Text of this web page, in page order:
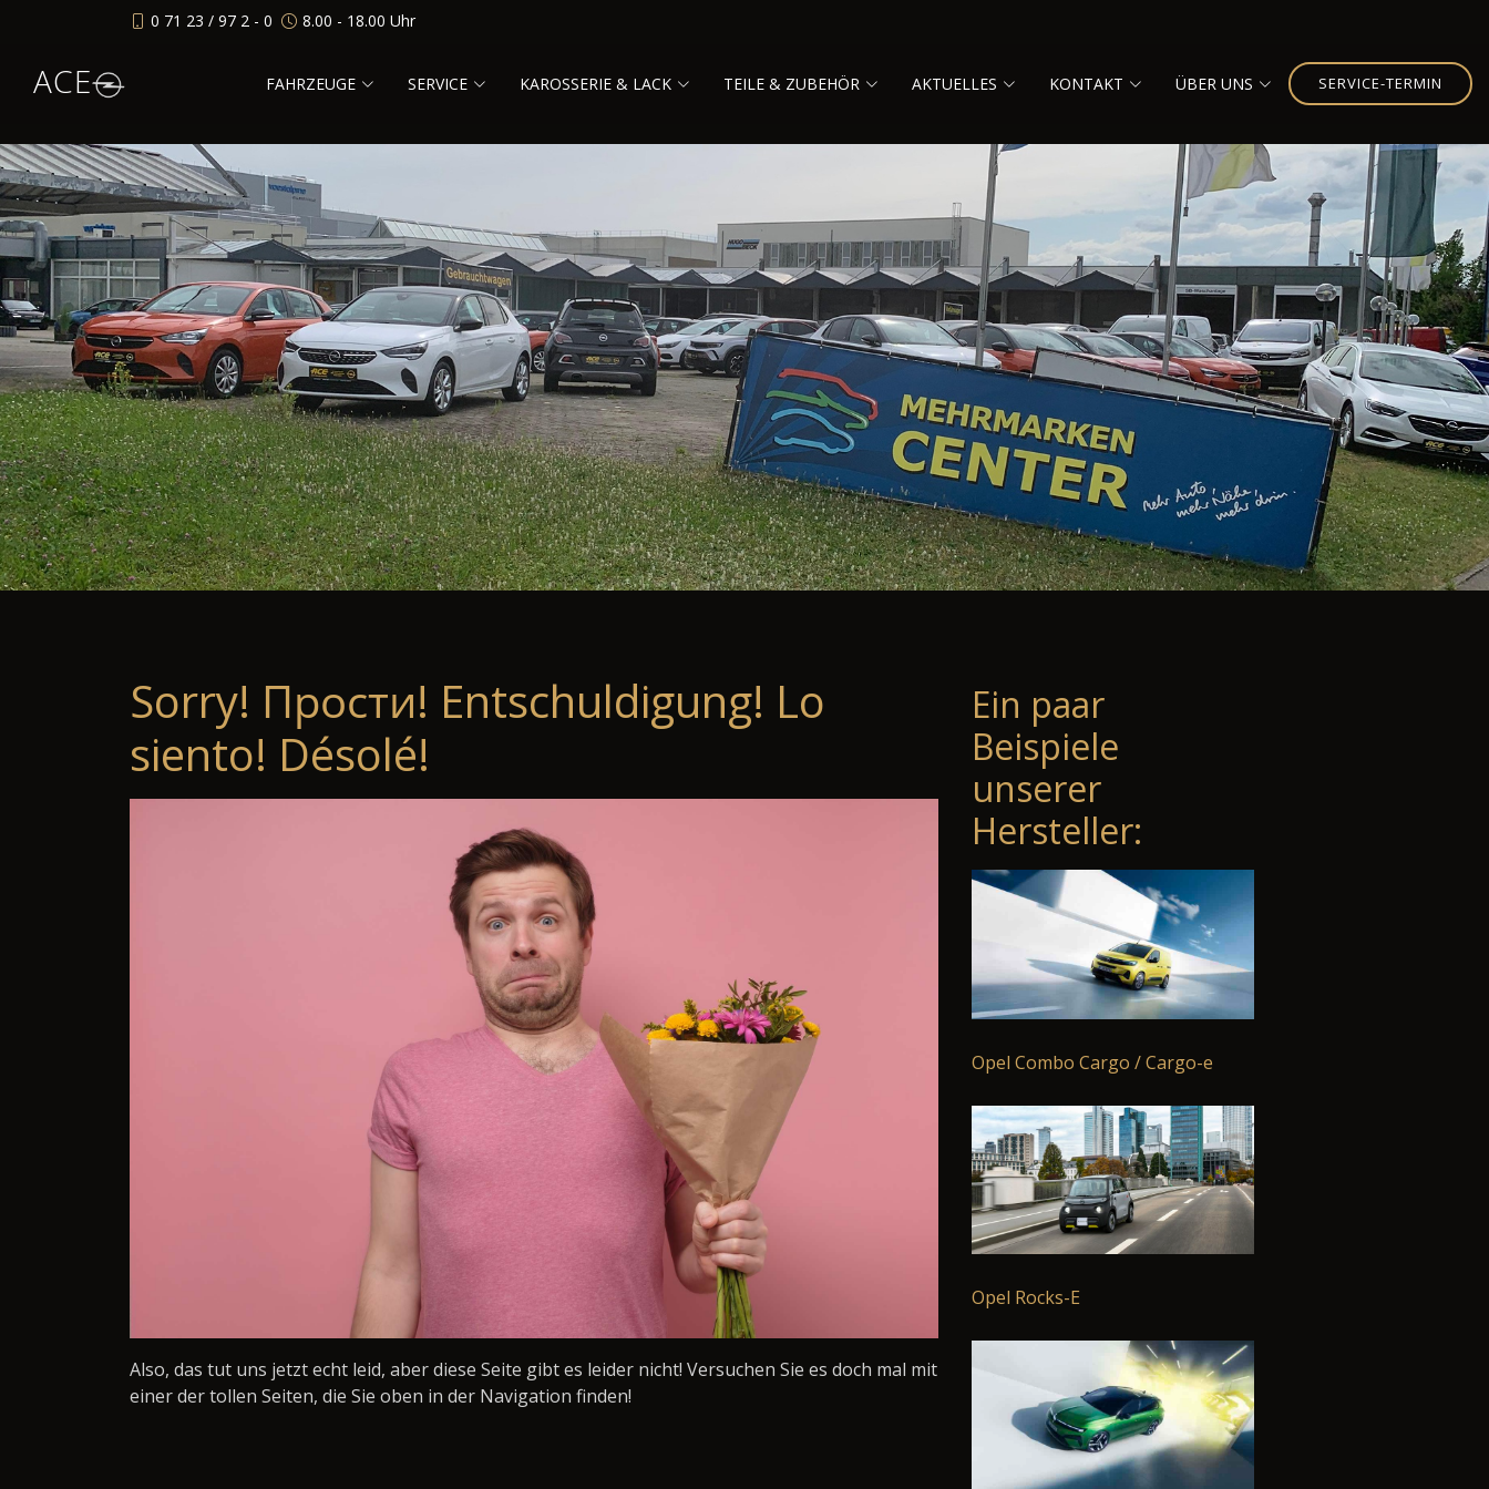
0 71 23 / 97 2 - 0 8.00 - 18.00 Uhr
ACE FAHRZEUGE SERVICE KAROSSERIE & LACK TEILE & ZUBEHÖR AKTUELLES KONTAKT ÜBER UNS SERVICE-TERMIN
Sorry! Прости! Entschuldigung! Lo
siento! Désolé!
Also, das tut uns jetzt echt leid, aber diese Seite gibt es leider nicht! Versuchen Sie es doch mal mit
einer der tollen Seiten, die Sie oben in der Navigation finden!
Ein paar
Beispiele
unserer
Hersteller:
Opel Combo Cargo / Cargo-e
Opel Rocks-E